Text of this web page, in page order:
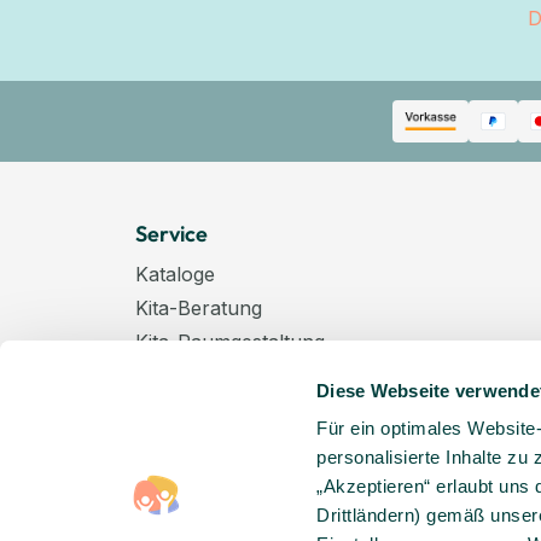
Diese Webseite
Für ein optimales
personalisierte Inhalte zu
„Akzeptieren“ erlaubt
Drittländern) gemäß
Service
Kataloge
Kita-Beratung
Kita-Raumgestaltung
Windelpauschale
Kindertagespflege